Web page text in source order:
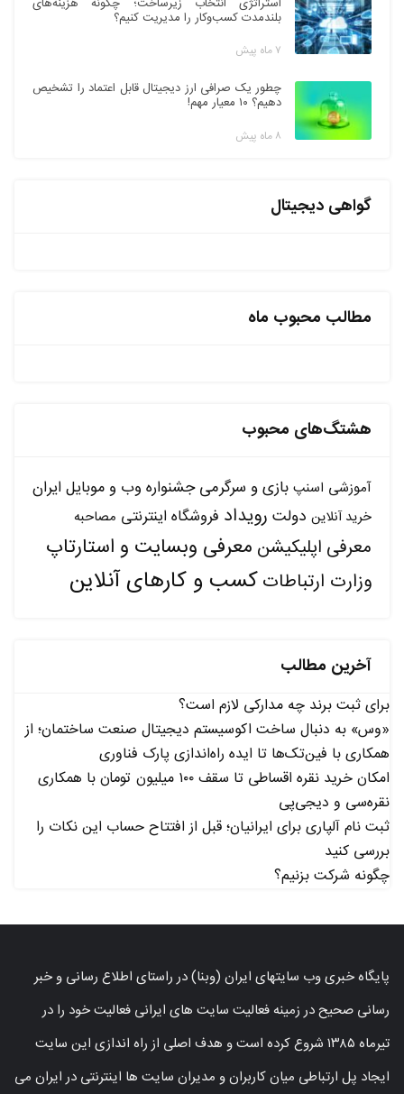
بلندمدت کسب‌وکار را مدیریت کنیم؟
۷ ماه پیش
چطور یک صرافی ارز دیجیتال قابل اعتماد را تشخیص
دهیم؟ ۱۰ معیار مهم!
۸ ماه پیش
گواهی دیجیتال
مطالب محبوب ماه
هشتگ‌های محبوب
آموزشی اسنپ بازی و سرگرمی جشنواره وب و موبایل ایران
خرید آنلاین دولت رویداد فروشگاه اینترنتی مصاحبه
معرفی اپلیکیشن معرفی وبسایت و استارتاپ
وزارت ارتباطاتکسب و کارهای آنلاین
آخرین مطالب
برای ثبت برند چه مدارکی لازم است؟
«وس» به دنبال ساخت اکوسیستم دیجیتال صنعت ساختمان؛ از
همکاری با فین‌تک‌ها تا ایده راه‌اندازی پارک فناوری
امکان خرید نقره اقساطی تا سقف ۱۰۰ میلیون تومان با همکاری
نقره‌سی و دیجی‌پی
ثبت نام آلپاری برای ایرانیان؛ قبل از افتتاح حساب این نکات را
بررسی کنید
چگونه شرکت بزنیم؟
پایگاه خبری وب سایتهای ایران (وبنا) در راستای اطلاع رسانی و خبر
رسانی صحیح در زمینه فعالیت سایت های ایرانی فعالیت خود را در
تیرماه ۱۳۸۵ شروع کرده است و هدف اصلی از راه اندازی این سایت
ایجاد پل ارتباطی میان کاربران و مدیران سایت ها اینترنتی در ایران می